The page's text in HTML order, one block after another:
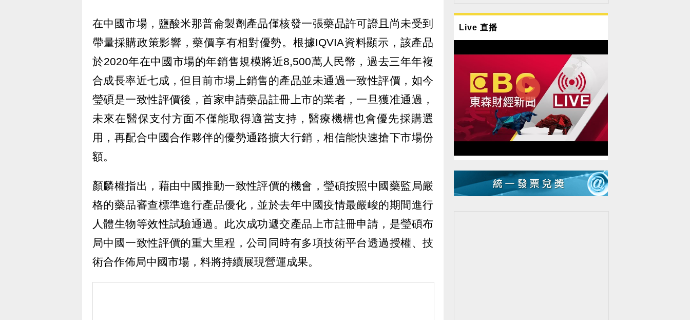
在中國市場，鹽酸米那普侖製劑產品僅核發一張藥品許可證且尚未受到
帶量採購政策影響，藥價享有相對優勢。根據IQVIA資料顯示，該產品
於2020年在中國市場的年銷售規模將近8,500萬人民幣，過去三年年複
合成長率近七成，但目前市場上銷售的產品並未通過一致性評價，如今
瑩碩是一致性評價後，首家申請藥品註冊上市的業者，一旦獲准通過，
未來在醫保支付方面不僅能取得適當支持，醫療機構也會優先採購選
用，再配合中國合作夥伴的優勢通路擴大行銷，相信能快速搶下市場份
額。
顏麟權指出，藉由中國推動一致性評價的機會，瑩碩按照中國藥監局嚴
格的藥品審查標準進行產品優化，並於去年中國疫情最嚴峻的期間進行
人體生物等效性試驗通過。此次成功遞交產品上市註冊申請，是瑩碩布
局中國一致性評價的重大里程，公司同時有多項技術平台透過授權、技
術合作佈局中國市場，料將持續展現營運成果。
Live 直播